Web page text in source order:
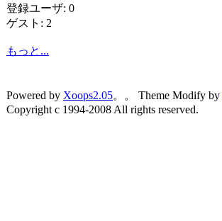
登録ユーザ: 0
ゲスト: 2
もっと...
Powered by Xoops2.05。。 Theme Modify by
Copyright c 1994-2008 All rights reserved.